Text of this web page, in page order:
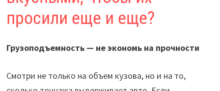
просили еще и еще?
Грузоподъемность — не экономь на прочности
Смотри не только на объем кузова, но и на то,